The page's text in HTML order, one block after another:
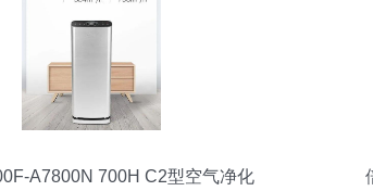
A7800N 700H C2型空气净化